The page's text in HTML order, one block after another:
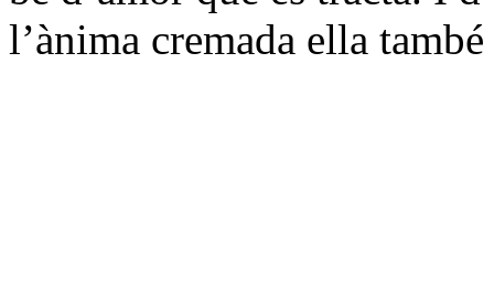
l’ànima cremada ella també